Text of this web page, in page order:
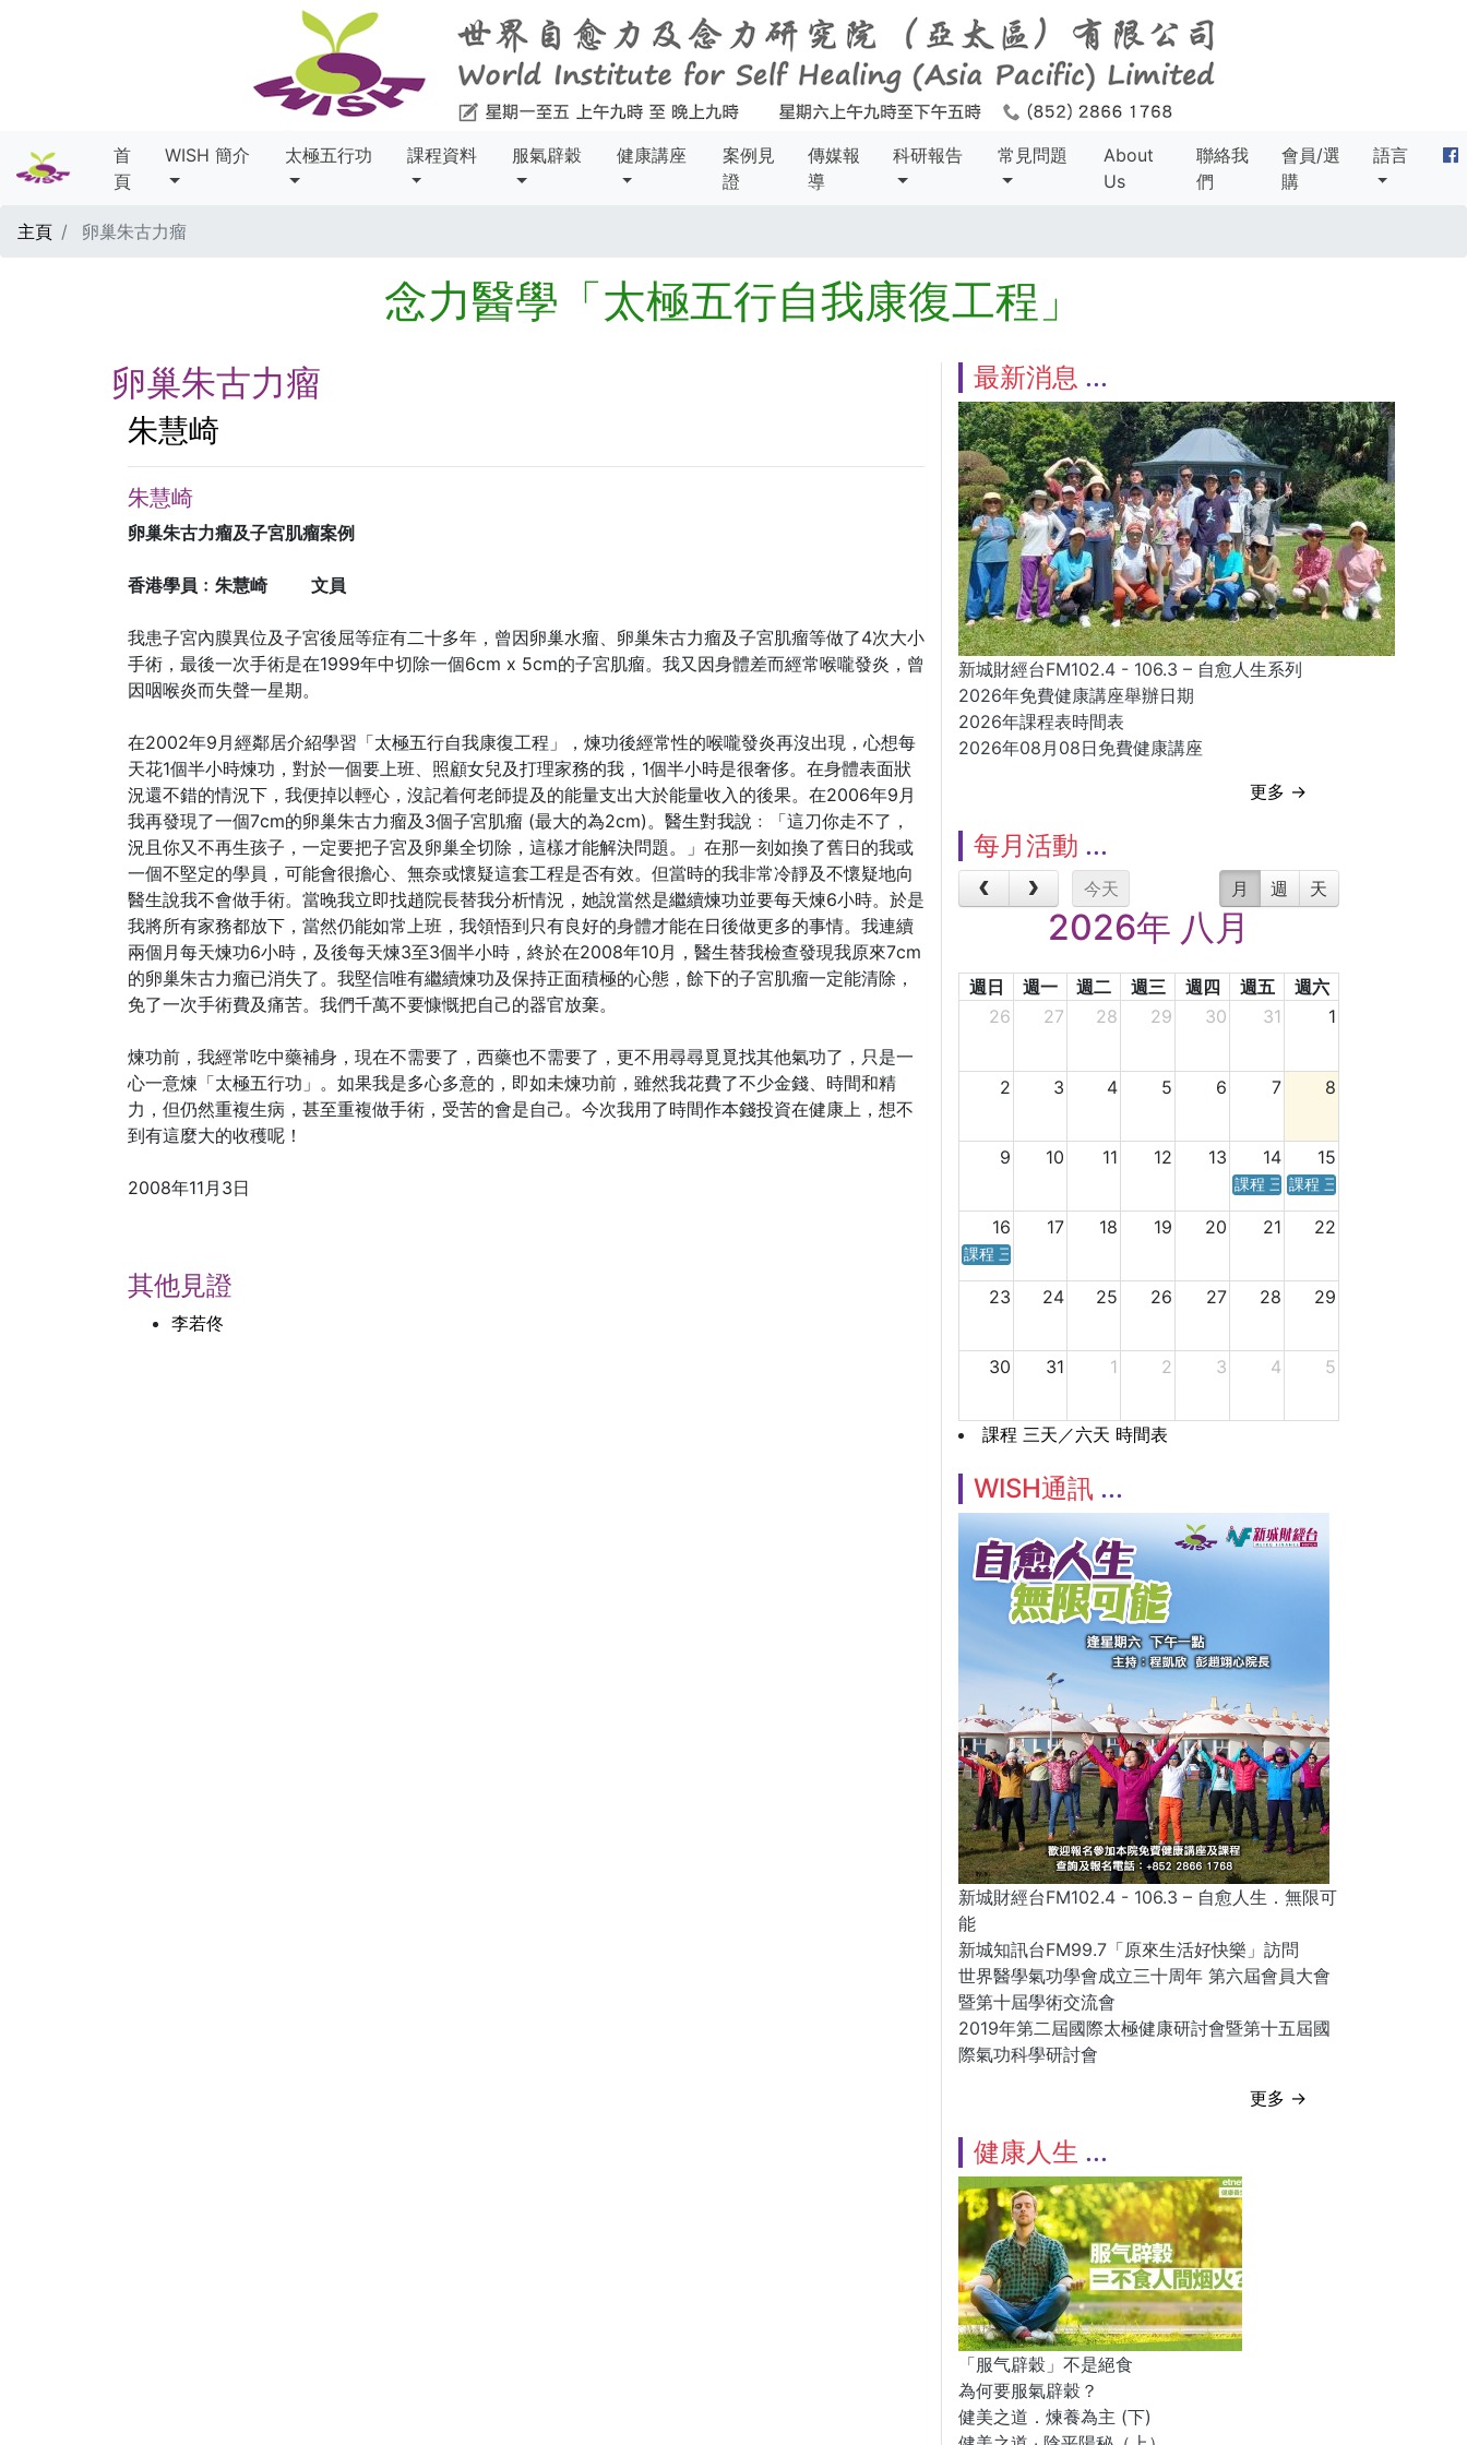
首
頁
WISH 簡介 太極五行功 課程資料 服氣辟穀 健康講座
案例見
證
傳媒報
導
科研報告 常見問題
About
Us
聯絡我
們
會員/選
購
語言
主頁 卵巢朱古力瘤
念力醫學「太極五行自我康復工程」
卵巢朱古力瘤
朱慧崎
朱慧崎
卵巢朱古力瘤及子宮肌瘤案例
香港學員﹕朱慧崎 文員
我患子宮內膜異位及子宮後屈等症有二十多年，曾因卵巢水瘤、卵巢朱古力瘤及子宮肌瘤等做了4次大小
手術，最後一次手術是在1999年中切除一個6cm x 5cm的子宮肌瘤。我又因身體差而經常喉嚨發炎，曾
因咽喉炎而失聲一星期。
在2002年9月經鄰居介紹學習「太極五行自我康復工程」，煉功後經常性的喉嚨發炎再沒出現，心想每
天花1個半小時煉功，對於一個要上班、照顧女兒及打理家務的我，1個半小時是很奢侈。在身體表面狀
況還不錯的情況下，我便掉以輕心，沒記着何老師提及的能量支出大於能量收入的後果。在2006年9月
我再發現了一個7cm的卵巢朱古力瘤及3個子宮肌瘤 (最大的為2cm)。醫生對我說﹕「這刀你走不了，
況且你又不再生孩子，一定要把子宮及卵巢全切除，這樣才能解決問題。」在那一刻如換了舊日的我或
一個不堅定的學員，可能會很擔心、無奈或懷疑這套工程是否有效。但當時的我非常冷靜及不懷疑地向
醫生說我不會做手術。當晚我立即找趙院長替我分析情況，她說當然是繼續煉功並要每天煉6小時。於是
我將所有家務都放下，當然仍能如常上班，我領悟到只有良好的身體才能在日後做更多的事情。我連續
兩個月每天煉功6小時，及後每天煉3至3個半小時，終於在2008年10月，醫生替我檢查發現我原來7cm
的卵巢朱古力瘤已消失了。我堅信唯有繼續煉功及保持正面積極的心態，餘下的子宮肌瘤一定能清除，
免了一次手術費及痛苦。我們千萬不要慷慨把自己的器官放棄。
煉功前，我經常吃中藥補身，現在不需要了，西藥也不需要了，更不用尋尋覓覓找其他氣功了，只是一
心一意煉「太極五行功」。如果我是多心多意的，即如未煉功前，雖然我花費了不少金錢、時間和精
力，但仍然重複生病，甚至重複做手術，受苦的會是自己。今次我用了時間作本錢投資在健康上，想不
到有這麼大的收穫呢！
2008年11月3日
其他見證
李若佟
最新消息
新城財經台FM102.4 - 106.3 – 自愈人生系列
2026年免費健康講座舉辦日期
2026年課程表時間表
2026年08月08日免費健康講座
更多 →
每月活動
今天 月 週 天
2026年 八月
週日 週一 週二 週三 週四 週五
週六
26
27 28 29 30 31 1
2 3 4 5 6 7 8
9 10 11 12 13 14 15
課程 三天／六天 時間表
課程 三天／六天 時間表
16 17 18 19 20 21 22
課程 三天／六天 時間表
23 24 25 26 27 28 29
30 31 1 2 3 4 5
課程 三天／六天 時間表
WISH通訊
新城財經台FM102.4 - 106.3 – 自愈人生．無限可
能
新城知訊台FM99.7「原來生活好快樂」訪問
世界醫學氣功學會成立三十周年 第六屆會員大會
暨第十屆學術交流會
2019年第二屆國際太極健康研討會暨第十五屆國
際氣功科學研討會
更多 →
健康人生
「服气辟穀」不是絕食
為何要服氣辟穀？
健美之道．煉養為主 (下)